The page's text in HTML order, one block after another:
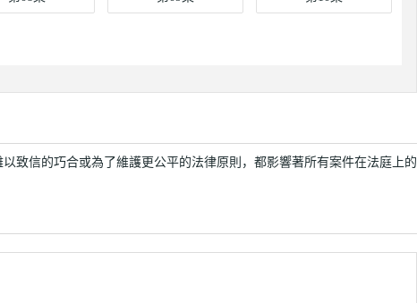
致信的巧合或為了維護更公平的法律原則，都影響著所有案件在法庭上的